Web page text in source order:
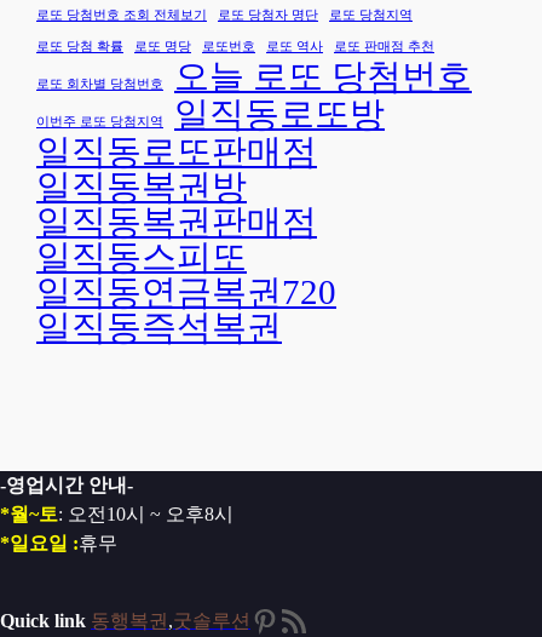
로또 당첨번호 조회 전체보기 로또 당첨자 명단 로또 당첨지역
로또 당첨 확률 로또 명당 로또번호 로또 역사 로또 판매점 추천
로또 회차별 당첨번호 오늘 로또 당첨번호
이번주 로또 당첨지역
일직동로또방
일직동로또판매점
일직동복권방
일직동복권판매점
일직동스피또
일직동연금복권720
일직동즉석복권
-영업시간 안내-
*월~토: 오전10시 ~ 오후8시
*일요일 :휴무
Quick link 동행복권 ,굿솔루션 Pinterest
RSS 피드